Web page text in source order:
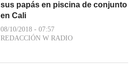
sus papás en piscina de conjunto
en Cali
08/10/2018 - 07:57
REDACCIÓN W RADIO